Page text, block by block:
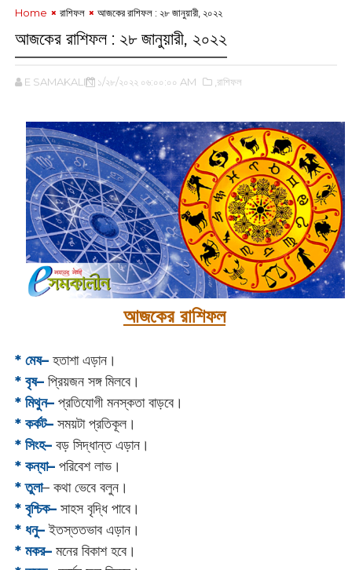
Home রাশিফল আজকের রাশিফল : ২৮ জানুয়ারী, ২০২২
আজকের রাশিফল : ২৮ জানুয়ারী, ২০২২
E SAMAKALIN ১/২৮/২০২২ ০৬:০০:০০ AM ,রাশিফল
আজকের রাশিফল
* মেষ–হতাশা এড়ান।
* বৃষ– প্রিয়জন সঙ্গ মিলবে।
* মিথুন–প্রতিযোগী মনস্কতা বাড়বে।
* কর্কট–সময়টা প্রতিকূল।
* সিংহ–বড় সিদ্ধান্ত এড়ান।
* কন্যা– পরিবেশ লাভ।
* তুলা– কথা ভেবে বলুন।
* বৃশ্চিক– সাহস বৃদ্ধি পাবে।
* ধনু–ইতস্ততভাব এড়ান।
* মকর–মনের বিকাশ হবে।‌